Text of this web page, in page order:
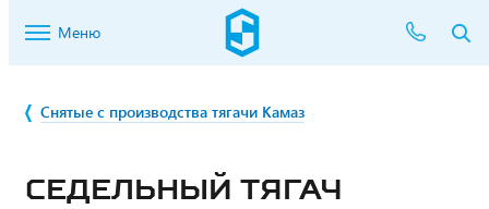
Меню
Снятые с производства тягачи Камаз
СЕДЕЛЬНЫЙ ТЯГАЧ